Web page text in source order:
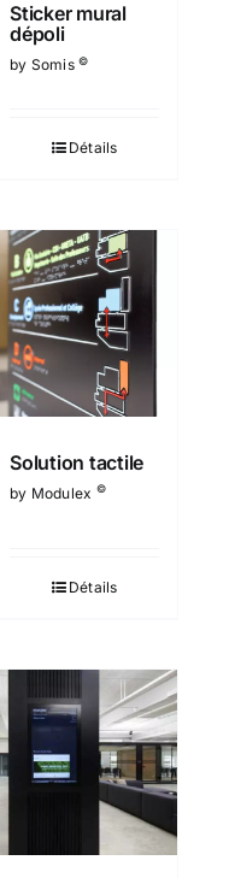
Sticker mural
dépoli
by Somis©
Détails
Solution tactile
by Modulex ©
Détails